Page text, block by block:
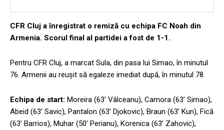
CFR Cluj a înregistrat o remiză cu echipa FC Noah din
Armenia. Scorul final al partidei a fost de 1-1.
Pentru CFR Cluj, a marcat Sula, din pasa lui Simao, în minutul
76. Armenii au reușit să egaleze imediat după, în minutul 78.
Echipa de start: Moreira (63’ Vâlceanu), Camora (63’ Simao),
Abeid (63’ Savic), Pantalon (63’ Djokovic), Braun (63’ Kun), Fică
(63’ Barrios), Muhar (50’ Perianu), Korenica (63’ Zahovic),